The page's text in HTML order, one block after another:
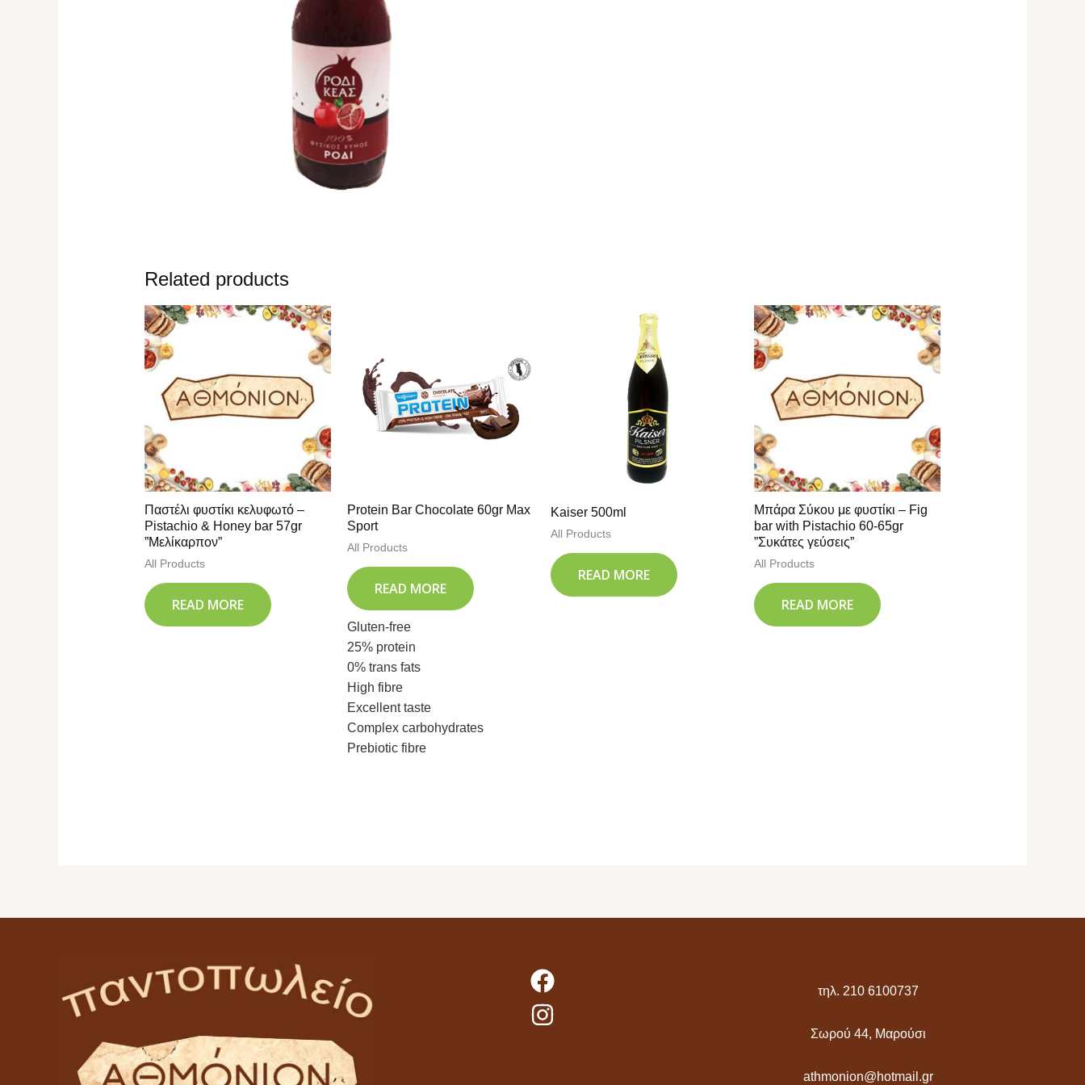
Related products
Παστέλι φυστίκι κελυφωτό –
Pistachio & Honey bar 57gr
”Μελίκαρπον”
All Products
READ MORE
Protein Bar Chocolate 60gr Max
Sport
All Products
READ MORE
Gluten-free
25% protein
0% trans fats
High fibre
Excellent taste
Complex carbohydrates
Prebiotic fibre
Kaiser 500ml
All Products
READ MORE
Μπάρα Σύκου με φυστίκι – Fig
bar with Pistachio 60-65gr
”Συκάτες γεύσεις”
All Products
READ MORE
τηλ. 210 6100737
Σωρού 44, Μαρούσι
athmonion@hotmail.gr